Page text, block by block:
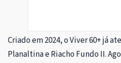
Criado em 2024, o Viver 60+ já
Planaltina e Riacho Fundo II.